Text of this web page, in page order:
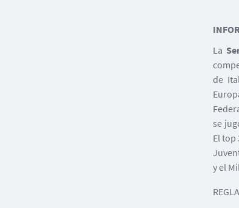
La
de
se
El top
y el